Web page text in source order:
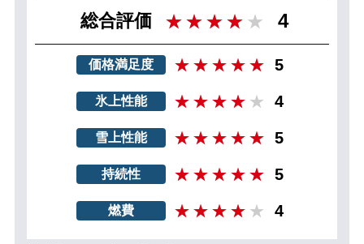
総合評価 4
価格満足度 5
氷上性能 4
雪上性能 5
持続性 5
燃費 4